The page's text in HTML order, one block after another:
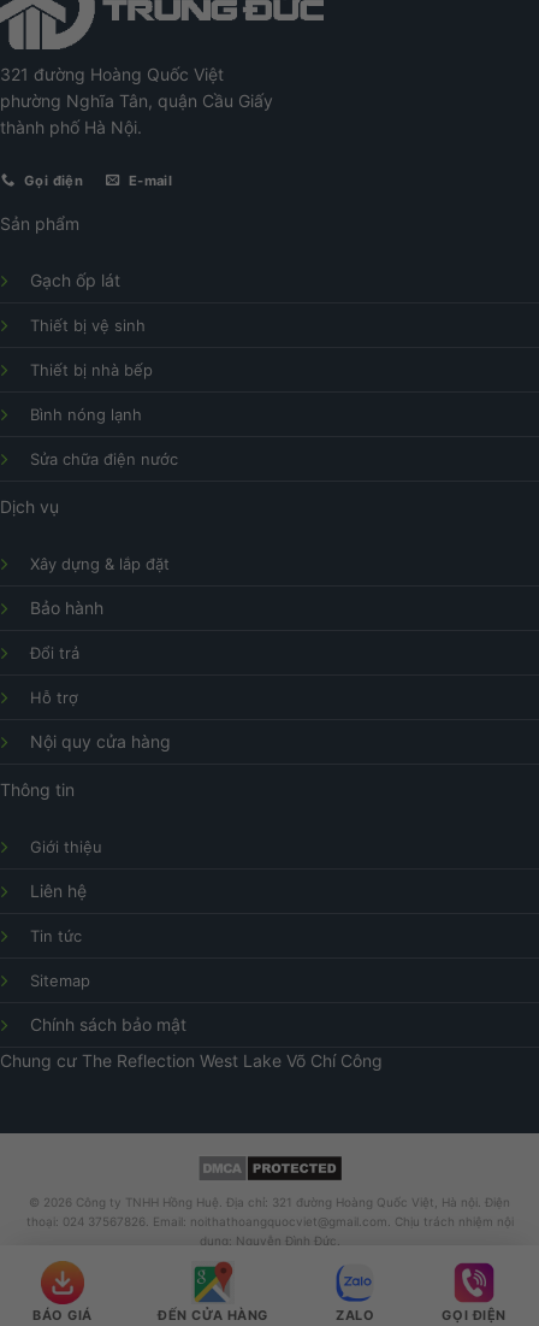
321 đường Hoàng Quốc Việt
phường Nghĩa Tân, quận Cầu Giấy
thành phố Hà Nội.
Gọi điện E-mail
Sản phẩm
Gạch ốp lát
Thiết bị vệ sinh
Thiết bị nhà bếp
Bình nóng lạnh
Sửa chữa điện nước
Dịch vụ
Xây dựng & lắp đặt
Bảo hành
Đổi trả
Hỗ trợ
Nội quy cửa hàng
Thông tin
Giới thiệu
Liên hệ
Tin tức
Sitemap
Chính sách bảo mật
Chung cư The Reflection West Lake Võ Chí Công
© 2026 Công ty TNHH Hồng Huệ. Địa chỉ: 321 đường Hoàng Quốc Việt, Hà nội. Điện
thoại: 024 37567826. Email: noithathoangquocviet@gmail.com. Chịu trách nhiệm nội
dung: Nguyễn Đình Đức.
BÁO GIÁ ĐẾN CỬA HÀNG ZALO GỌI ĐIỆN